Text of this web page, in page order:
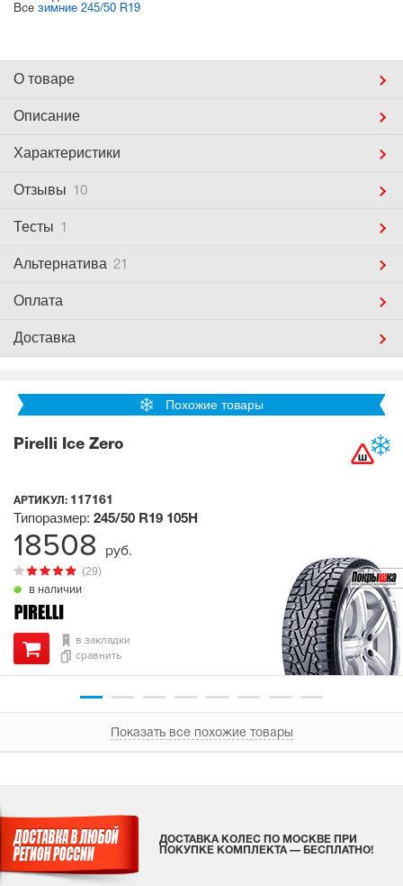
Все зимние 245/50 R19
О товаре
Описание
Характеристики
Отзывы 10
Тесты 1
Альтернатива 21
Оплата
Доставка
Похожие товары
Pirelli Ice Zero
АРТИКУЛ: 117161
в наличии
(29)
Типоразмер: 245/50 R19 105H
в закладки
сравнить
18508 руб.
Показать все похожие товары
ДОСТАВКА КОЛЕС ПО МОСКВЕ ПРИ
ПОКУПКЕ КОМПЛЕКТА — БЕСПЛАТНО!